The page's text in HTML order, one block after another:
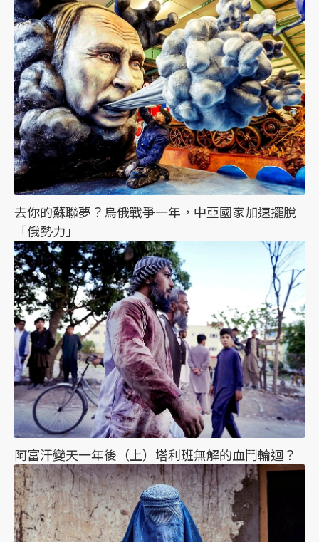
去你的蘇聯夢？烏俄戰爭一年，中亞國家加速擺脫
「俄勢力」
阿富汗變天一年後（上）塔利班無解的血鬥輪迴？